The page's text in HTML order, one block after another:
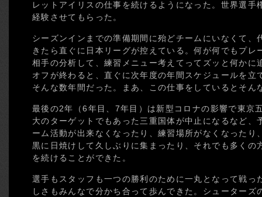
レットアイリスの仕事を続けるようになった。世界選手
経験させてもらった。
シーズンインまでの準備期間に殆どチームにいなくて、
きたら直ぐに日本リーグが控えている。何が何でもプレ
相手の分析して、練習メニュー考えてってズッと何かに
オフが終わると、直ぐに次年度の年間スケジュールを立
そんな数年間だった。まあ、この仕事をしているとそん
最後の2年（6年目、7年目）は新型コロナの影響で東京
大のターゲットでもあった三重国体が中止になるなど、
ーム活動が出来なくなったり、練習場所がなくなったり
黒に日焼けして久しぶりに集まったり、それでも多くの
を続けることができた。
選手もスタッフも一つの勝利のために一丸となって戦っ
しさもみんなで分かち合って歩んできた。シューターズ